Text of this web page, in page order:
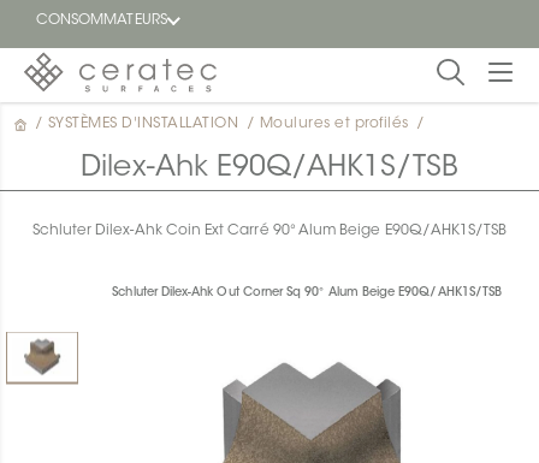
CONSOMMATEURS
En
vedette
un
/ SYSTÈMES D'INSTALLATION / Moulures et profilés /
Dilex-Ahk E90Q/AHK1S/TSB
Schluter Dilex-Ahk Coin Ext Carré 90° Alum Beige E90Q/AHK1S/TSB
Schluter Dilex-Ahk Out Corner Sq 90° Alum Beige E90Q/AHK1S/TSB